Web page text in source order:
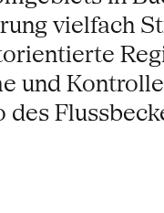
vielfach
und